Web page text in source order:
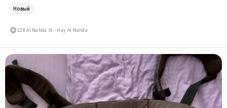
Новый
128 Al Nahda St - Hay Al Nahda